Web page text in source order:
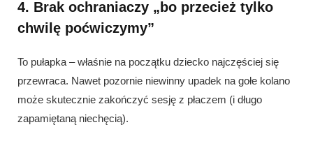
4. Brak ochraniaczy „bo przecież tylko
chwilę poćwiczymy”
To pułapka – właśnie na początku dziecko najczęściej się
przewraca. Nawet pozornie niewinny upadek na gołe kolano
może skutecznie zakończyć sesję z płaczem (i długo
zapamiętaną niechęcią).